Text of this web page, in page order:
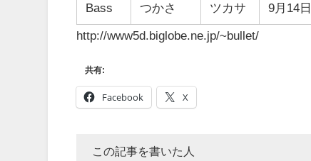
Bass つかさ ツカサ 9月14
http://www5d.biglobe.ne.jp/~bullet/
共有:
Facebook X
この記事を書いた人